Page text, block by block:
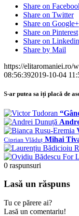
Share on
Share on Twitter
Share on Google+
Share on Pinterest
Share on Linkedin
Share by Mail
https://elitaromaniei.ro/
08:56:392019-10-04
S-ar putea sa iți placă de
Ciprian Vlăduț Mihai
0 raspunsuri
Lasă un răspuns
Tu ce părere ai?
Lasă un comentariu!